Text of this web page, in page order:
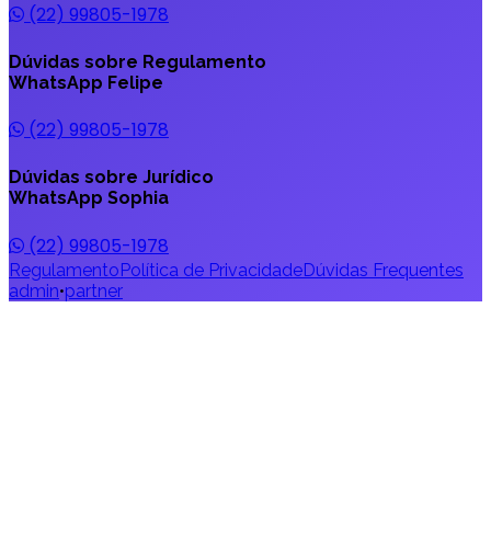
(22) 99805-1978
Dúvidas sobre Regulamento
WhatsApp Felipe
(22) 99805-1978
Dúvidas sobre Jurídico
WhatsApp Sophia
(22) 99805-1978
RegulamentoPolítica de PrivacidadeDúvidas Frequentes
admin•partner